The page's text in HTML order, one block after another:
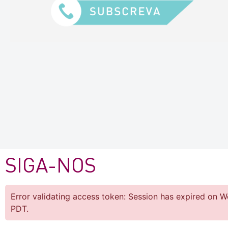
SIGA-NOS
Error validating access token: Session has expired on
PDT.